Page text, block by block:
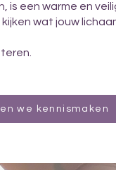
is een warme en
wat jouw
we kennismaken